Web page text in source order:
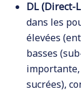
DL (Direct-
dans les
élevées
basses
sucrées),